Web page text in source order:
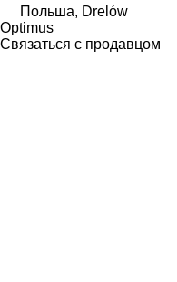
Польша, Drelów
Optimus
Связаться с продавцом